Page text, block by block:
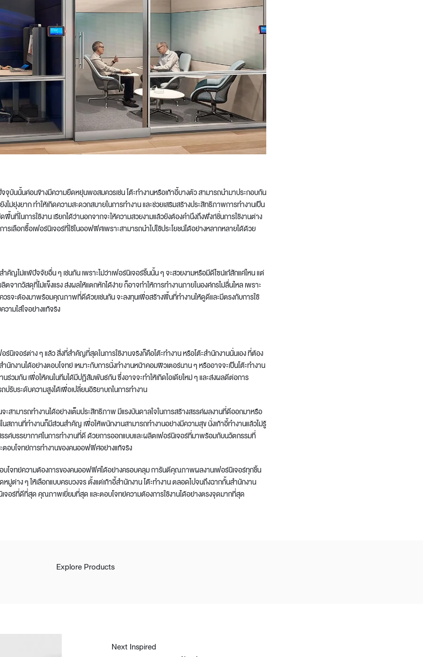
จุบันนั้นค่อนข้างมีความยืดหยุ่นพอสมควรเช่น โต๊ะทำงานหรือเก้าอี้บางตัว สามารถนำมาประกอบกัน
ไม่ยุ่งยาก ทำให้เกิดความสะดวกสบายในการทำงาน และช่วยเสริมสร้างประสิทธิภาพการทำงานเป็น
พื้นที่ในการใช้งาน เรียกได้ว่านอกจากจะให้ความสวยงามแล้วยังต้องคำนึงถึงฟังก์ชั่นการใช้งานต่าง
เลือกซื้อเฟอร์นิเจอร์ที่ใช้ในออฟฟิศเพราะสามารถนำไปใช้ประโยชน์ได้อย่างหลากหลายได้ด้วย
ำคัญไม่แพ้ปัจจัยอื่น ๆ เช่นกัน เพราะไม่ว่าเฟอร์นิเจอร์ชิ้นนั้น ๆ จะสวยงามหรือมีดีไซน์เก๋สักแค่ไหน แต่
ตจากวัสดุที่ไม่แข็งแรง ส่งผลให้แตกหักได้ง่าย ก็อาจทำให้การทำงานภายในองค์กรไม่ลื่นไหล เพราะ
วรจะต้องมาพร้อมคุณภาพที่ดีด้วยเช่นกันจะลงทุนเพื่อสร้างพื้นที่ทำงานให้ดูดีและมีตรงกับการใช้
ามใส่ใจอย่างแท้จริง
ร์นิเจอร์ต่าง ๆ แล้ว สิ่งที่สำคัญที่สุดในการใช้งานจริงก็คือโต๊ะทำงานหรือโต๊ะสำนักงานนั่นเอง ที่ต้อง
ำนักงานได้อย่างตอบโจทย์ เหมาะกับการนั่งทำงานหน้าคอมพิวเตอร์นาน ๆ หรืออาจจะเป็นโต๊ะทำงาน
ร่วมกัน เพื่อให้คนในทีมได้มีปฏิสัมพันธ์กัน ซึ่งอาจจะทำให้เกิดไอเดียใหม่ ๆ และส่งผลดีต่อการ
ปรับระดับความสูงได้เพื่อเปลี่ยนอิริยาบถในการทำงาน
ะสามารถทำงานได้อย่างเต็มประสิทธิภาพ มีแรงบันดาลใจในการสร้างสรรค์ผลงานที่ดีออกมาหรือ
สถานที่ทำงานก็มีส่วนสำคัญ เพื่อให้พนักงานสามารถทำงานอย่างมีความสุข นั่งเก้าอี้ทำงานแล้วไม่รู้
รค์บรรยากาศในการทำงานที่ดี ด้วยการออกแบบและผลิตเฟอร์นิเจอร์ที่มาพร้อมกับนวัตกรรมที่
อบโจทย์การทำงานของคนออฟฟิศอย่างแท้จริง
บโจทย์ความต้องการของคนออฟฟิศได้อย่างครอบคลุม การันตีคุณภาพผลงานเฟอร์นิเจอร์ทุกชิ้น
มู่ต่าง ๆ ให้เลือกแบบครบวงจร ตั้งแต่เก้าอี้สำนักงาน โต๊ะทำงาน ตลอดไปจนถึงฉากกั้นสำนักงาน
นิเจอร์ที่ดีที่สุด คุณภาพเยี่ยมที่สุด และตอบโจทย์ความต้องการใช้งานได้อย่างตรงจุดมากที่สุด
Explore Products
Next Inspired